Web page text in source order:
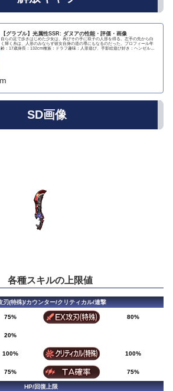
【グラブル】光属性SSR: ダヌアの性能・評価・画像
自らの足で歩きはじめた少女は、再びその手に双子の人形を得る。左手の先から白
く輝く糸は、人形のみならず彼女自身の道の導にもなるのだった。プロフィール年
齢：17歳身長：132cm種族：ドラフ趣味：人形遊び、手影絵遊び好き：ヘンゼルと
SD画像
各種スキルの上限値
刃(特殊)/カウンター/クリティカル/連撃
75% 80%
20%
100% 100%
75% 75%
HP/回復上限